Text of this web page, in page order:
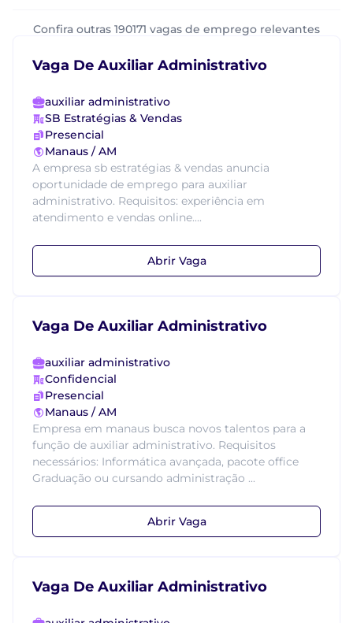
Confira outras 190171 vagas de emprego relevantes
Vaga De Auxiliar Administrativo
auxiliar administrativo
SB Estratégias & Vendas
Presencial
Manaus / AM
A empresa sb estratégias & vendas anuncia
oportunidade de emprego para auxiliar
administrativo. Requisitos: experiência em
atendimento e vendas online....
Abrir Vaga
Vaga De Auxiliar Administrativo
auxiliar administrativo
Confidencial
Presencial
Manaus / AM
Empresa em manaus busca novos talentos para a
função de auxiliar administrativo. Requisitos
necessários: Informática avançada, pacote office
Graduação ou cursando administração ...
Abrir Vaga
Vaga De Auxiliar Administrativo